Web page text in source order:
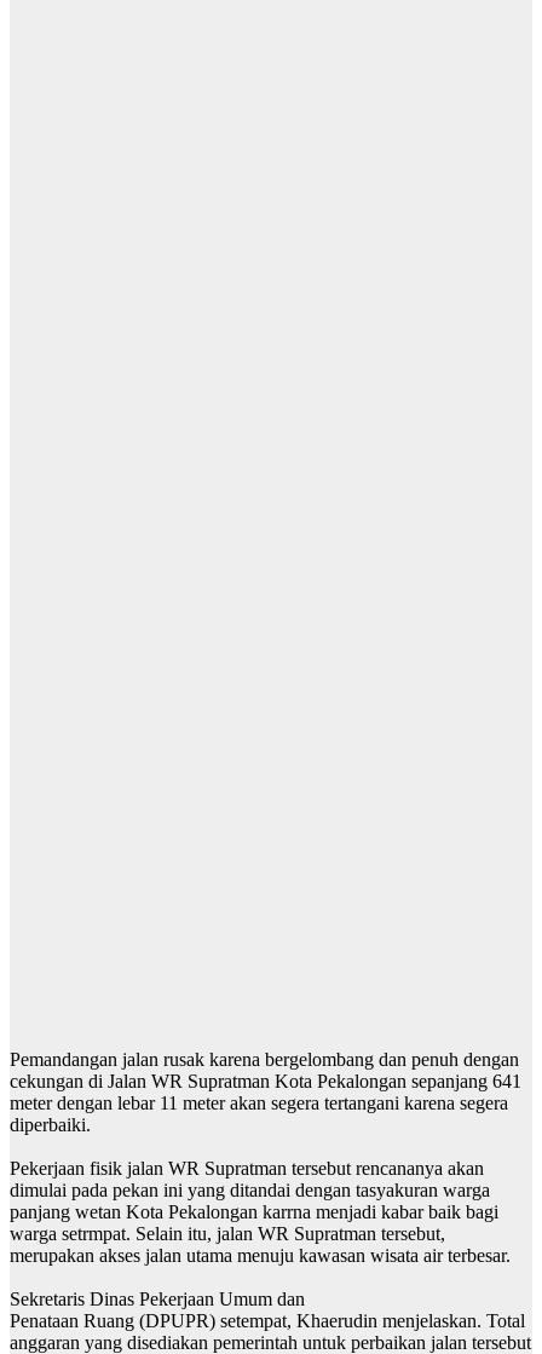
Pemandangan jalan rusak karena bergelombang dan penuh dengan
cekungan di Jalan WR Supratman Kota Pekalongan sepanjang 641
meter dengan lebar 11 meter akan segera tertangani karena segera
diperbaiki.
Pekerjaan fisik jalan WR Supratman tersebut rencananya akan
dimulai pada pekan ini yang ditandai dengan tasyakuran warga
panjang wetan Kota Pekalongan karrna menjadi kabar baik bagi
warga setrmpat. Selain itu, jalan WR Supratman tersebut,
merupakan akses jalan utama menuju kawasan wisata air terbesar.
Sekretaris Dinas Pekerjaan Umum dan
Penataan Ruang (DPUPR) setempat, Khaerudin menjelaskan. Total
anggaran yang disediakan pemerintah untuk perbaikan jalan tersebut